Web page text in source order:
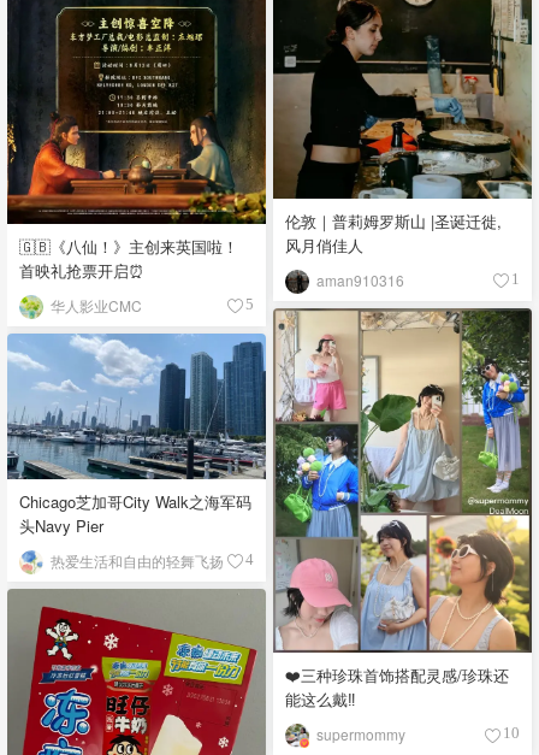
🇬🇧《八仙！》主创来英国啦！
首映礼抢票开启⏰
华人影业CMC 5
伦敦｜普莉姆罗斯山 |圣诞迁徙,
风月俏佳人
aman910316 1
❤️三种珍珠首饰搭配灵感/珍珠还
能这么戴‼️
supermommy 10
Chicago芝加哥City Walk之海军码
头Navy Pier
热爱生活和自由的轻舞飞扬 4